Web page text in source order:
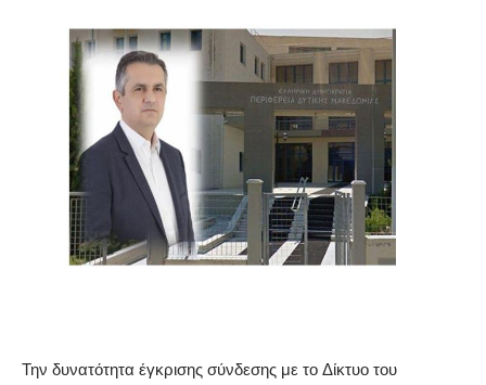
Την δυνατότητα έγκρισης σύνδεσης με το Δίκτυο του